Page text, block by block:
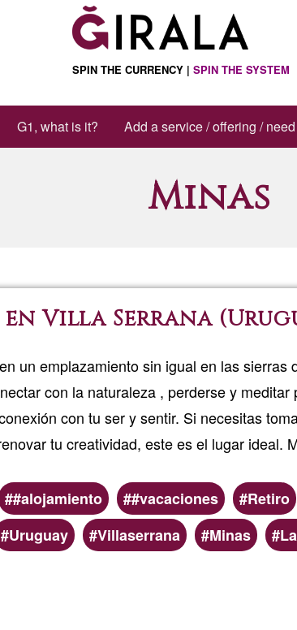
SPIN THE CURRENCY | SPIN THE SYSTEM
G1, what is it? Add a service / offering / need
Minas
en Villa Serrana
un emplazamiento sin igual en las
con la naturaleza , perderse y
con tu ser y sentir. Si necesitas
tu creatividad, este es el lugar ideal.
#alojamiento #vacaciones Retiro
Uruguay Villaserrana Minas